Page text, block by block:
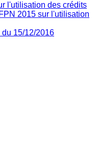
l'utilisation des crédits
2015 sur l'utilisation
15/12/2016